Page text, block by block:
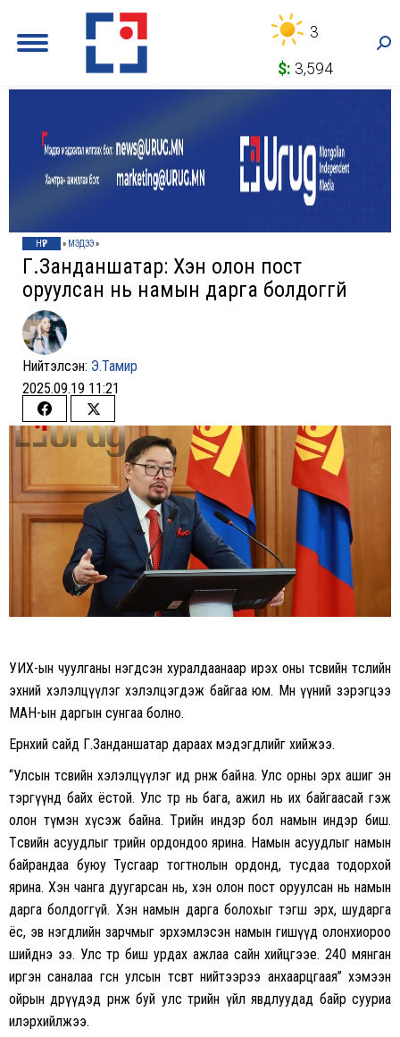
3
$: 3,594
НҮҮР » МЭДЭЭ»
Г.Занданшатар: Хэн олон пост
оруулсан нь намын дарга болдоггүй
Нийтэлсэн: Э.Тамир
2025.09.19 11:21
Share
on
Share
on
Twitter
УИХ-ын чуулганы нэгдсэн хуралдаанаар ирэх оны төсвийн төслийн
эхний хэлэлцүүлэг хэлэлцэгдэж байгаа юм. Мөн үүний зэрэгцээ
МАН-ын даргын сунгаа болно.
Ерөнхий сайд Г.Занданшатар дараах мэдэгдлийг хийжээ.
“Улсын төсвийн хэлэлцүүлэг ид өрнөж байна. Улс орны эрх ашиг эн
тэргүүнд байх ёстой. Улс төр нь бага, ажил нь их байгаасай гэж
олон түмэн хүсэж байна. Төрийн индэр бол намын индэр биш.
Төсвийн асуудлыг төрийн ордондоо ярина. Намын асуудлыг намын
байрандаа буюу Тусгаар тогтнолын ордонд, тусдаа тодорхой
ярина. Хэн чанга дуугарсан нь, хэн олон пост оруулсан нь намын
дарга болдоггүй. Хэн намын дарга болохыг тэгш эрх, шударга
ёс, эв нэгдлийн зарчмыг эрхэмлэсэн намын гишүүд олонхиороо
шийднэ ээ. Улс төрөө биш урдах ажлаа сайн хийцгээе. 240 мянган
иргэн саналаа өгсөн улсын төсөвтөө нийтээрээ анхаарцгаая” хэмээн
ойрын өдрүүдэд өрнөж буй улс төрийн үйл явдлуудад байр сууриа
илэрхийлжээ.